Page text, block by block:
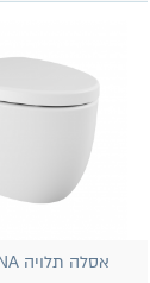
אסלה תלויה ETNA לבן מט